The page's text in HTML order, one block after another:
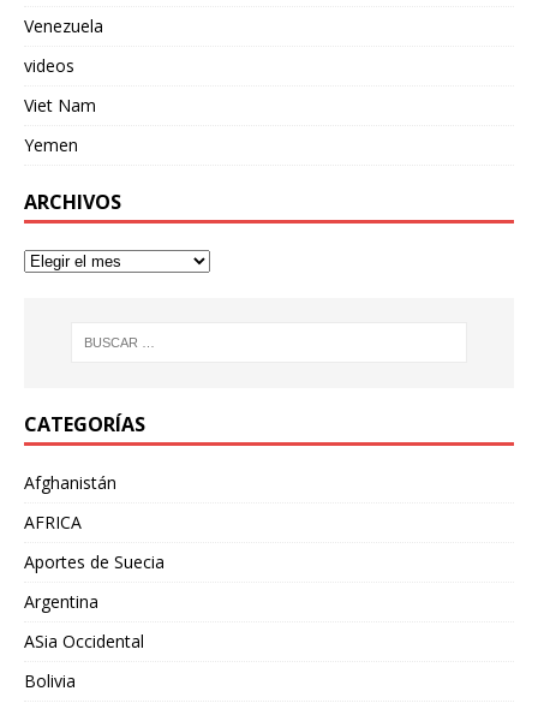
Venezuela
videos
Viet Nam
Yemen
ARCHIVOS
CATEGORÍAS
Afghanistán
AFRICA
Aportes de Suecia
Argentina
ASia Occidental
Bolivia